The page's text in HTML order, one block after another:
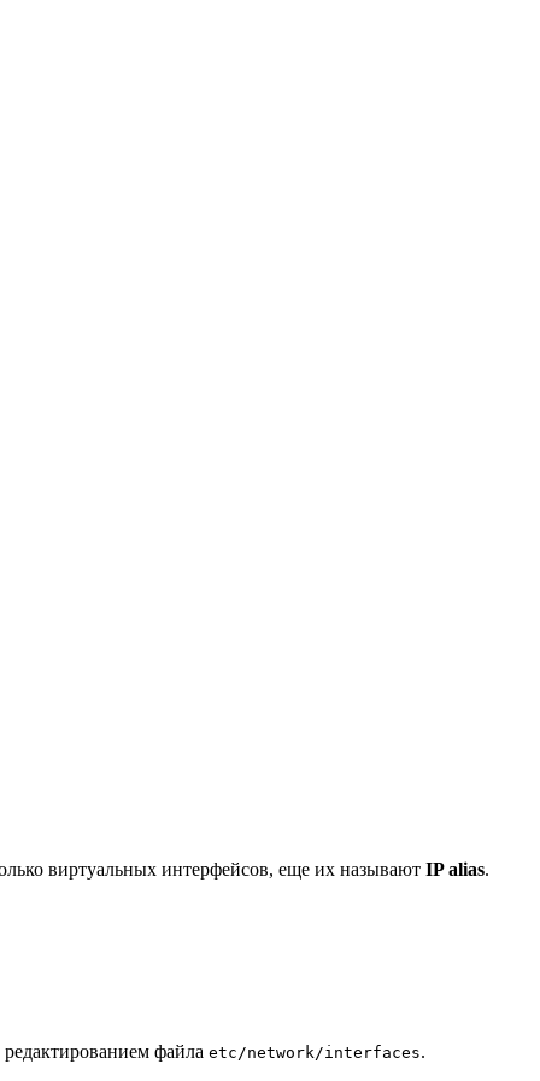
виртуальных интерфейсов, еще их называют IP alias.
файла etc/network/interfaces.